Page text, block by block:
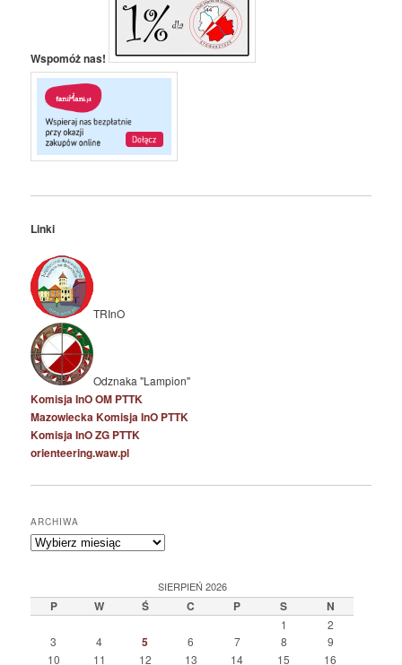
Wspomóż nas!
Linki
TRInO
Odznaka "Lampion"
Komisja InO OM PTTK
Mazowiecka Komisja InO PTTK
Komisja InO ZG PTTK
orienteering.waw.pl
ARCHIWA
Archiwa
SIERPIEŃ 2026
P W Ś C P S N
1
2
3
4 5 6 7 8
9
10
11 12 13 14 15 16